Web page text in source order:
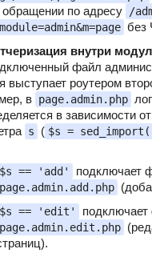
обращении по адресу
/
без
внутри
файл
выступает роутером
в page.admin.php
в зависимости
s ( $s =
$s == 'add' подключает
page.admin.add.php
$s == 'edit'
page.admin.edit.php